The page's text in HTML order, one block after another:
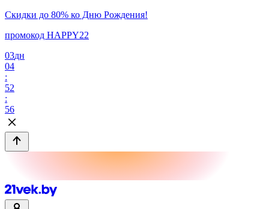
Скидки до 80% ко Дню Рождения!
промокод HAPPY22
03дн
04
:
52
:
56